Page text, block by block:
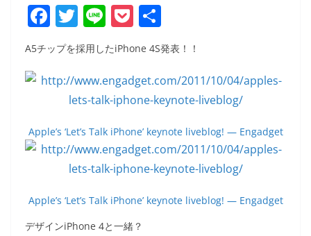
F
a
c
e
o
o
T
w
itt
er
Li
n
e
P
ck
et
有
A5チップを採用したiPhone 4S発表！！
Apple’s ‘Let’s Talk iPhone’ keynote liveblog! — Engadget
Apple’s ‘Let’s Talk iPhone’ keynote liveblog! — Engadget
デザインiPhone 4と一緒？